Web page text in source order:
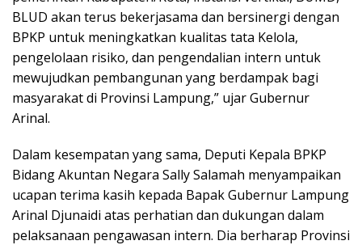
BLUD akan terus bekerjasama dan bersinergi dengan
BPKP untuk meningkatkan kualitas tata Kelola,
pengelolaan risiko, dan pengendalian intern untuk
mewujudkan pembangunan yang berdampak bagi
masyarakat di Provinsi Lampung,” ujar Gubernur
Arinal.
Dalam kesempatan yang sama, Deputi Kepala BPKP
Bidang Akuntan Negara Sally Salamah menyampaikan
ucapan terima kasih kepada Bapak Gubernur Lampung
Arinal Djunaidi atas perhatian dan dukungan dalam
pelaksanaan pengawasan intern. Dia berharap Provinsi